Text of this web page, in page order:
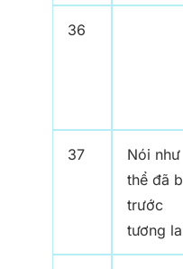
36
37
Nói như
thể đã
trước
tương